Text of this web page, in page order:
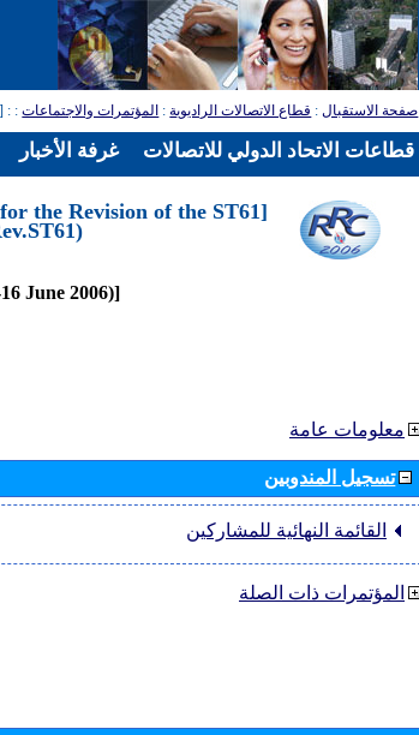
صفحة الاستقبال: قطاع الاتصالات الراديوية: المؤتمرات والاجتماعات:
: [Regional Radiocommunication Conference for the Revision of the ST61 Agreement (RRC-06-Rev.ST61)]
the Revision of the ST61
[(Geneva, Switzerland, 15 May-16 June 2006)]
معلومات عامة
تسجيل المندوبين
القائمة النهائية للمشاركين
المؤتمرات ذات الصلة
غرفة الأخبار قطاعات الاتحاد الدولي للاتصالات